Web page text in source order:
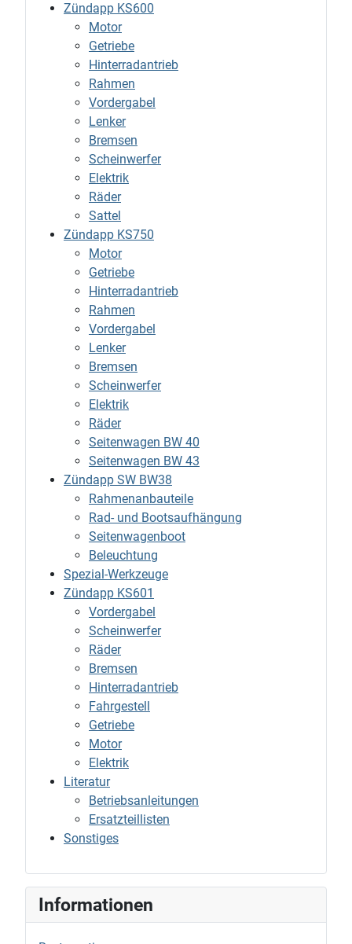
Zündapp KS600
Motor
Getriebe
Hinterradantrieb
Rahmen
Vordergabel
Lenker
Bremsen
Scheinwerfer
Elektrik
Räder
Sattel
Zündapp KS750
Motor
Getriebe
Hinterradantrieb
Rahmen
Vordergabel
Lenker
Bremsen
Scheinwerfer
Elektrik
Räder
Seitenwagen BW 40
Seitenwagen BW 43
Zündapp SW BW38
Rahmenanbauteile
Rad- und Bootsaufhängung
Seitenwagenboot
Beleuchtung
Spezial-Werkzeuge
Zündapp KS601
Vordergabel
Scheinwerfer
Räder
Bremsen
Hinterradantrieb
Fahrgestell
Getriebe
Motor
Elektrik
Literatur
Betriebsanleitungen
Ersatzteillisten
Sonstiges
Informationen